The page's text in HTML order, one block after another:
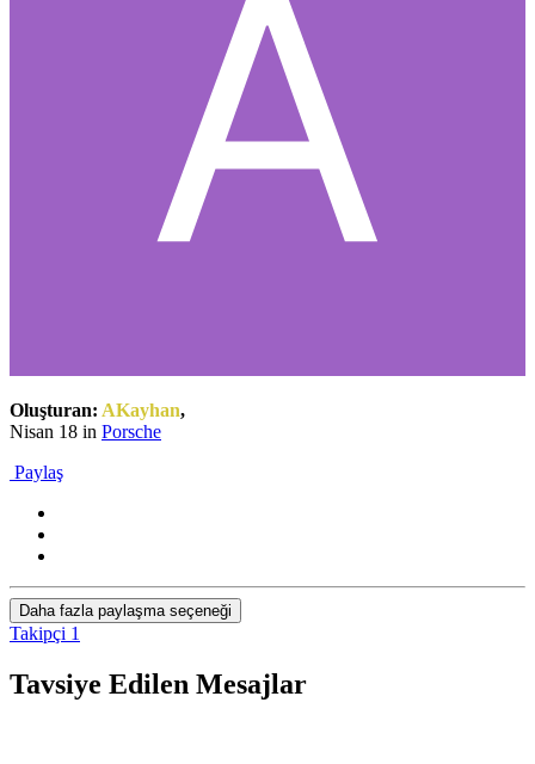
Oluşturan: AKayhan,
Nisan 18 in Porsche
Paylaş
Daha fazla paylaşma seçeneği
Takipçi 1
Tavsiye Edilen Mesajlar